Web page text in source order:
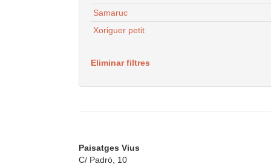
Samaruc
Xoriguer petit
Eliminar filtres
Paisatges Vius
C/ Padró, 10